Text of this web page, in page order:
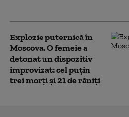
Explozie puternică în
Moscova. O femeie a
detonat un dispozitiv
improvizat: cel puțin
trei morți și 21 de răniți